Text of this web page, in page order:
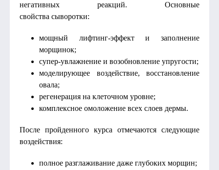
негативных реакций. Основные
свойства сыворотки:
мощный лифтинг-эффект и заполнение
морщинок;
супер-увлажнение и возобновление упругости;
моделирующее воздействие, восстановление
овала;
регенерация на клеточном уровне;
комплексное омоложение всех слоев дермы.
После пройденного курса отмечаются следующие
воздействия:
полное разглаживание даже глубоких морщин;